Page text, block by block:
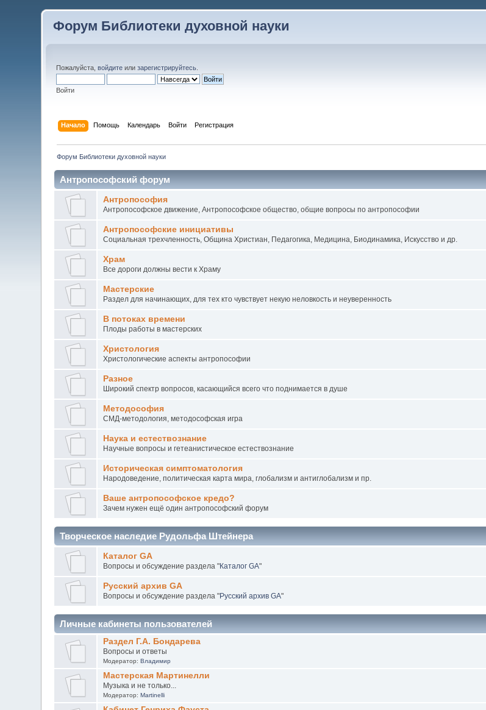
Форум Библиотеки духовной науки
Пожалуйста,войдите илизарегистрируйтесь
Войти
Начало Помощь Календарь Войти Регистрация
Форум Библиотеки духовной науки
Антропософский форум
Антропософия
Антропософское движение, Антропософское общество, общие вопросы по антропософии
Антропософские инициативы
Социальная трехчленность, Община Христиан, Педагогика, Медицина, Биодинамика, Искусство и др.
Храм
Все дороги должны вести к Храму
Мастерские
Раздел для начинающих, для тех кто чувствует некую неловкость и неуверенность
В потоках времени
Плоды работы в мастерских
Христология
Христологические аспекты антропософии
Разное
Широкий спектр вопросов, касающийся всего что поднимается в душе
Методософия
СМД-методология, методософская игра
Наука и естествознание
Научные вопросы и гетеанистическое естествознание
Историческая симптоматология
Народоведение, политическая карта мира, глобализм и антиглобализм и пр.
Ваше антропософское кредо?
Зачем нужен ещё один антропософский форум
Творческое наследие Рудольфа Штейнера
Каталог GA
Вопросы и обсуждение раздела "Каталог GA"
Русский архив GA
Вопросы и обсуждение раздела "Русский архив GA"
Личные кабинеты пользователей
Раздел Г.А. Бондарева
Вопросы и ответы
Модератор: Владимир
Мастерская Мартинелли
Музыка и не только...
Модератор: Martinelli